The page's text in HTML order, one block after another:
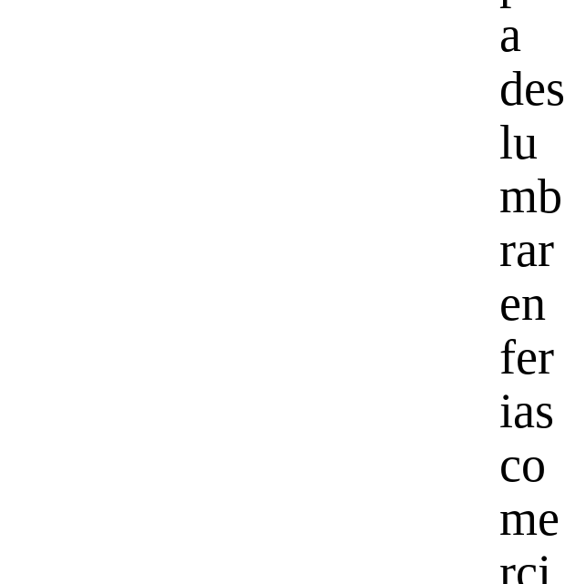
a
des
lu
mb
rar
en
fer
ias
co
me
rci